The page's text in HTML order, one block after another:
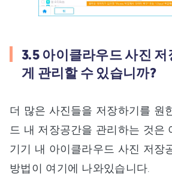
3.5 아이클라우드 사진
게 관리할 수 있습니까?
더 많은 사진들을 저장하기를 원
드 내 저장공간을 관리하는 것은
기기 내 아이클라우드 사진 저장
방법이 여기에 나와있습니다.